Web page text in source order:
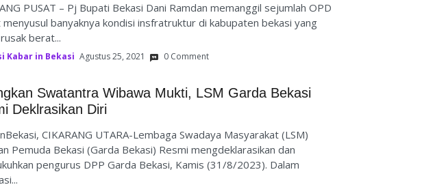
PUSAT – Pj Bupati Bekasi Dani Ramdan memanggil sejumlah OPD
banyaknya kondisi insfratruktur di kabupaten bekasi yang
berat...
Kabar in Bekasi Agustus 25, 2021 0 Comment
Swatantra Wibawa Mukti, LSM Garda Bekasi
Deklrasikan Diri
CIKARANG UTARA-Lembaga Swadaya Masyarakat (LSM)
Pemuda Bekasi (Garda Bekasi) Resmi mengdeklarasikan dan
pengurus DPP Garda Bekasi, Kamis (31/8/2023). Dalam